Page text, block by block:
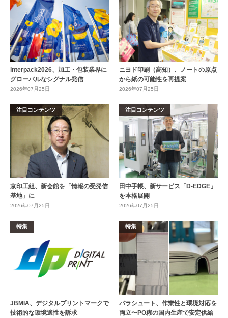
interpack2026、加工・包装業界に
グローバルなシグナル発信
2026年07月25日
ニヨド印刷（高知）、ノートの原点
から紙の可能性を再提案
2026年07月25日
注目コンテンツ
京印工組、新会館を「情報の受発信
基地」に
2026年07月25日
注目コンテンツ
田中手帳、新サービス「D-EDGE」
を本格展開
2026年07月25日
特集
JBMIA、デジタルプリントマークで
技術的な環境適性を訴求
特集
パラシュート、作業性と環境対応を
両立〜PO糊の国内生産で安定供給